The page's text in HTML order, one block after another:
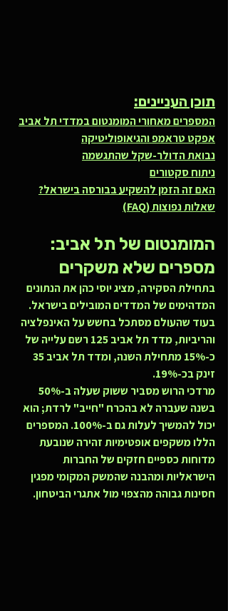
תוכן העניינים:
המספרים מאחורי המומנטום במדדי תל אביב
אפקט טראמפ והגיאופוליטיקה
נבואת הדולר-שקל שהתגשמה
ניתוח סקטורים
האם זה הזמן להשקיע בבורסה בישראל?
שאלות נפוצות (FAQ)
המומנטום של תל אביב:
מספרים שלא משקרים
בתחילת הסקירה, מציג יוסי כהן את הנתונים
המדהימים של המדדים המובילים בישראל.
בעוד שהעולם מסתכל בחשש על האינפלציה
והריביות, מדד תל אביב 125 רשם עלייה של
זינק בכ-19%.
בשנה שעברה לא בהכרח "חייב" לרדת; הוא
יכול להמשיך לעלות גם ב-100%. המספרים
הללו משקפים אופטימיות זהירה שנובעת
מדוחות כספיים חזקים של החברות
הישראליות ומהבנה שהמשק המקומי מפגין
חסינות גבוהה מהצפוי מול אתגרי הביטחון.